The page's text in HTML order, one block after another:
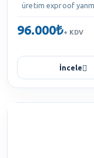
üretim exproof
96.000₺+ KDV
İncele